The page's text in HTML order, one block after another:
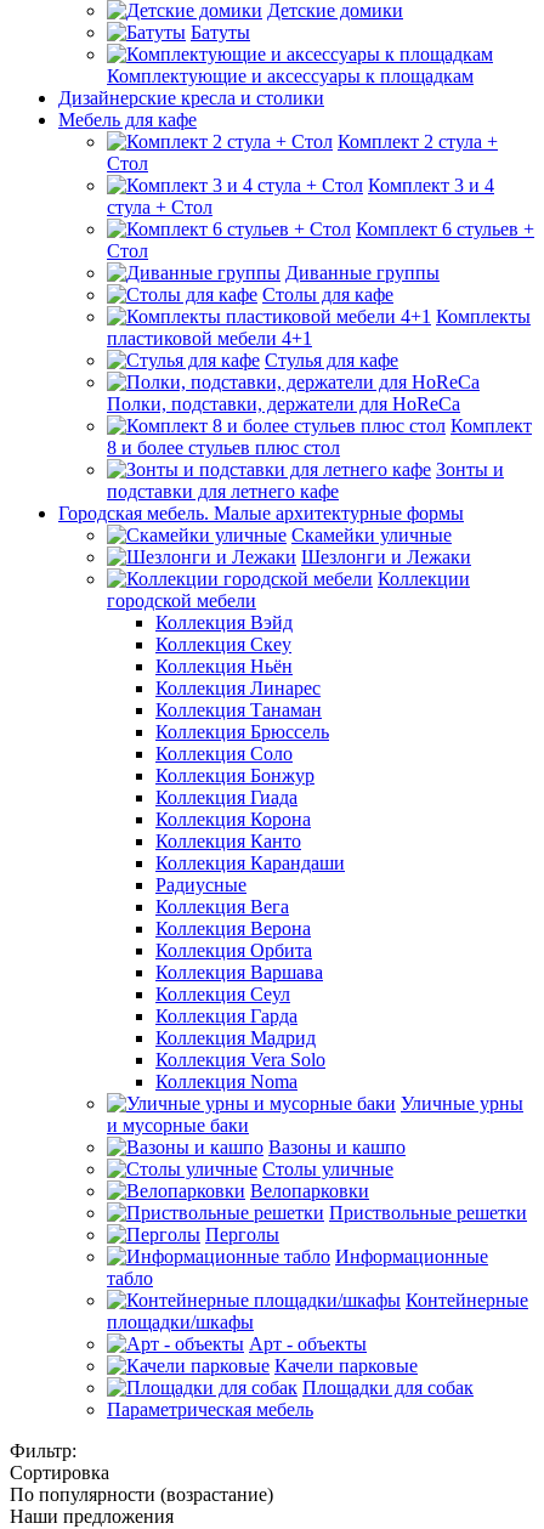
Детские домики
Батуты
Комплектующие и аксессуары к площадкам
Дизайнерские кресла и столики
Мебель для кафе
Комплект 2 стула +
Стол
Комплект 3 и 4
стула + Стол
Комплект 6 стульев +
Стол
Диванные группы
Столы для кафе
Комплекты
пластиковой мебели 4+1
Стулья для кафе
Полки, подставки, держатели для HoReCa
Комплект
8 и более стульев плюс стол
Зонты и
подставки для летнего кафе
Городская мебель. Малые архитектурные формы
Скамейки уличные
Шезлонги и Лежаки
Коллекции
городской мебели
Коллекция Вэйд
Коллекция Скеу
Коллекция Ньён
Коллекция Линарес
Коллекция Танаман
Коллекция Брюссель
Коллекция Соло
Коллекция Бонжур
Коллекция Гиада
Коллекция Корона
Коллекция Канто
Коллекция Карандаши
Радиусные
Коллекция Вега
Коллекция Верона
Коллекция Орбита
Коллекция Варшава
Коллекция Сеул
Коллекция Гарда
Коллекция Мадрид
Коллекция Vera Solo
Коллекция Noma
Уличные урны
и мусорные баки
Вазоны и кашпо
Столы уличные
Велопарковки
Приствольные решетки
Перголы
Информационные
табло
Контейнерные
площадки/шкафы
Арт - объекты
Качели парковые
Площадки для собак
Параметрическая мебель
Фильтр:
Сортировка
По популярности (возрастание)
Наши предложения